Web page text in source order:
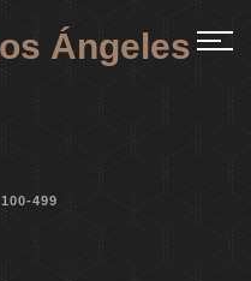
Ángeles
100-499